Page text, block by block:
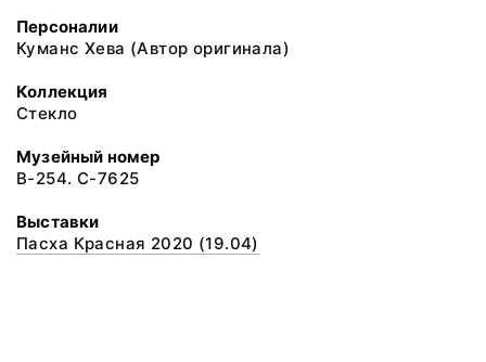
Персоналии
Куманс Хева (Автор оригинала)
Коллекция
Стекло
Музейный номер
В-254. С-7625
Выставки
Пасха Красная 2020 (19.04)